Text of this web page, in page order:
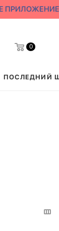
|
0
ПОСЛЕДНИЙ